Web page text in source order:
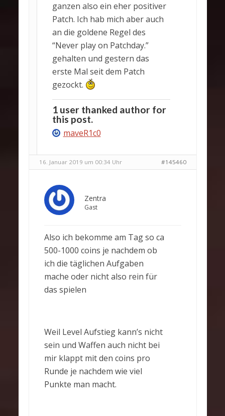
ganzen also ein eher positiver
Patch. Ich hab mich aber auch
an die goldene Regel des
“Never play on Patchday.”
gehalten und gestern das
erste Mal seit dem Patch
gezockt.
1 user thanked author for
this post.
maveR1c0
16. Januar 2019 um 00:34 Uhr #145460
Zentra
Gast
Also ich bekomme am Tag so ca
500-1000 coins je nachdem ob
ich die täglichen Aufgaben
mache oder nicht also rein für
das spielen
Weil Level Aufstieg kann’s nicht
sein und Waffen auch nicht bei
mir klappt mit den coins pro
Runde je nachdem wie viel
Punkte man macht.